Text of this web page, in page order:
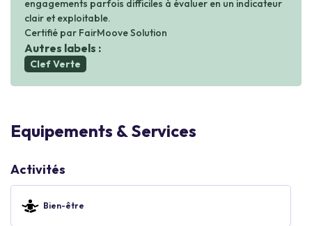
engagements parfois difficiles à évaluer en un indicateur
clair et exploitable.
Certifié par FairMoove Solution
Autres labels :
Clef Verte
Equipements & Services
Activités
Bien-être